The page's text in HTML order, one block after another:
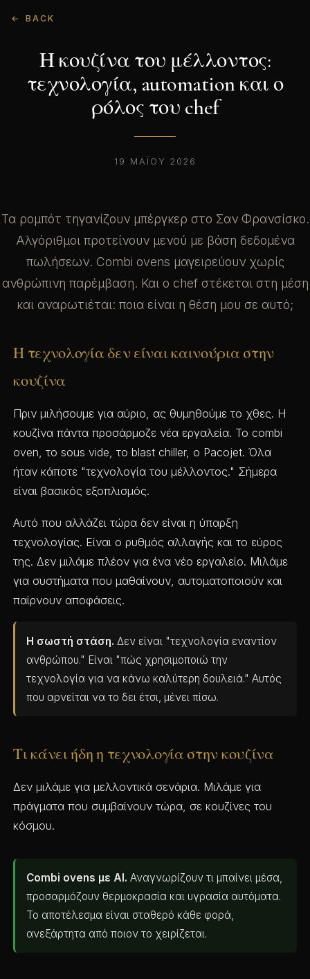
BACK
Η κουζίνα του μέλλοντος:
τεχνολογία, automation και ο
ρόλος του chef
19 ΜΑΪ́ΟΥ 2026
Τα ρομπότ τηγανίζουν μπέργκερ στο Σαν Φρανσίσκο.
Αλγόριθμοι προτείνουν μενού με βάση δεδομένα
πωλήσεων. Combi ovens μαγειρεύουν χωρίς
ανθρώπινη παρέμβαση. Και ο chef στέκεται στη μέση
και αναρωτιέται: ποια είναι η θέση μου σε αυτό;
Η τεχνολογία δεν είναι καινούρια στην
κουζίνα
Πριν μιλήσουμε για αύριο, ας θυμηθούμε το χθες. Η
κουζίνα πάντα προσάρμοζε νέα εργαλεία. Το combi
oven, το sous vide, το blast chiller, ο Pacojet. Όλα
ήταν κάποτε "τεχνολογία του μέλλοντος." Σήμερα
είναι βασικός εξοπλισμός.
Αυτό που αλλάζει τώρα δεν είναι η ύπαρξη
τεχνολογίας. Είναι ο ρυθμός αλλαγής και το εύρος
της. Δεν μιλάμε πλέον για ένα νέο εργαλείο. Μιλάμε
για συστήματα που μαθαίνουν, αυτοματοποιούν και
παίρνουν αποφάσεις.
Η σωστή στάση. Δεν είναι "τεχνολογία εναντίον
ανθρώπου." Είναι "πώς χρησιμοποιώ την
τεχνολογία για να κάνω καλύτερη δουλειά." Αυτός
που αρνείται να το δει έτσι, μένει πίσω.
Τι κάνει ήδη η τεχνολογία στην κουζίνα
Δεν μιλάμε για μελλοντικά σενάρια. Μιλάμε για
πράγματα που συμβαίνουν τώρα, σε κουζίνες του
κόσμου.
Combi ovens με AI. Αναγνωρίζουν τι μπαίνει μέσα,
προσαρμόζουν θερμοκρασία και υγρασία αυτόματα.
Το αποτέλεσμα είναι σταθερό κάθε φορά,
ανεξάρτητα από ποιον το χειρίζεται.